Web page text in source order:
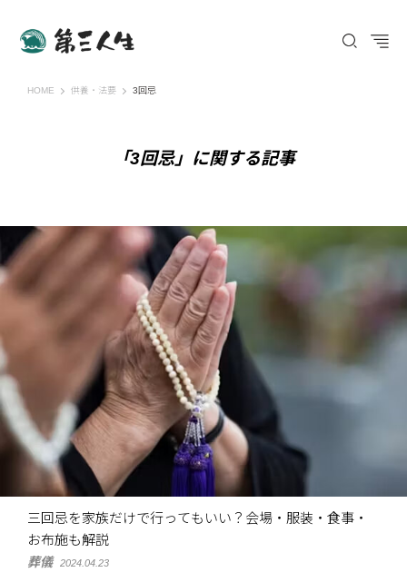
HOME 第三人生 〜寄り道の歩き方〜
供養・法要 3回忌
「3回忌」に関する記事
三回忌を家族だけで行ってもいい？会場・服装・食事・
お布施も解説
葬儀 2024.04.23